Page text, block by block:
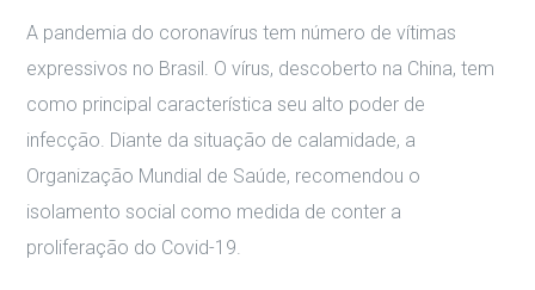
A pandemia do coronavírus tem número de vítimas
expressivos no Brasil. O vírus, descoberto na China, tem
como principal característica seu alto poder de
infecção. Diante da situação de calamidade, a
Organização Mundial de Saúde, recomendou o
isolamento social como medida de conter a
proliferação do Covid-19.